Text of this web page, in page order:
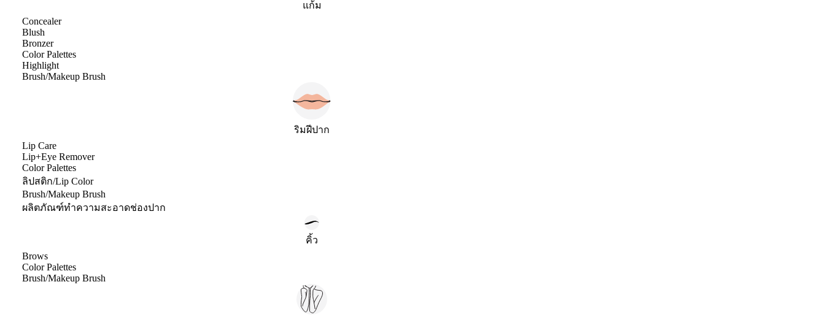
แก้ม
Concealer
Blush
Bronzer
Color Palettes
Highlight
Brush/Makeup Brush
ริมฝีปาก
Lip Care
Lip+Eye Remover
Color Palettes
ลิปสติก/Lip Color
Brush/Makeup Brush
ผลิตภัณฑ์ทำความสะอาดช่องปาก
คิ้ว
Brows
Color Palettes
Brush/Makeup Brush